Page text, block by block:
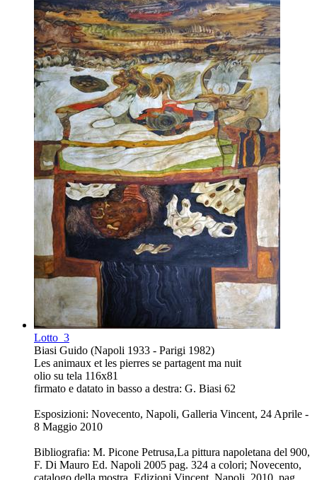
Lotto 3
Biasi Guido (Napoli 1933 - Parigi 1982)
Les animaux et les pierres se partagent ma nuit
olio su tela 116x81
firmato e datato in basso a destra: G. Biasi 62
Esposizioni: Novecento, Napoli, Galleria Vincent, 24 Aprile -
8 Maggio 2010
Bibliografia: M. Picone Petrusa,La pittura napoletana del 900,
F. Di Mauro Ed. Napoli 2005 pag. 324 a colori; Novecento,
catalogo della mostra, Edizioni Vincent, Napoli, 2010, pag.